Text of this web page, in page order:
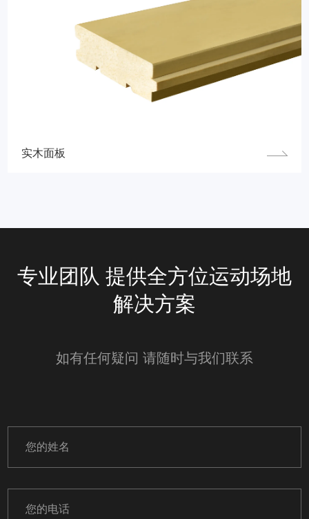
实木面板
专业团队 提供全方位运动场地
解决方案
如有任何疑问 请随时与我们联系